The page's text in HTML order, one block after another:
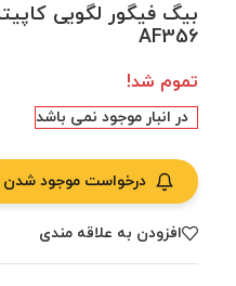
بیگ فیگور لگویی
AF356
تموم شد!
در انبار موجود نمی باشد
درخواست موجود شدن
افزودن به علاقه مندی